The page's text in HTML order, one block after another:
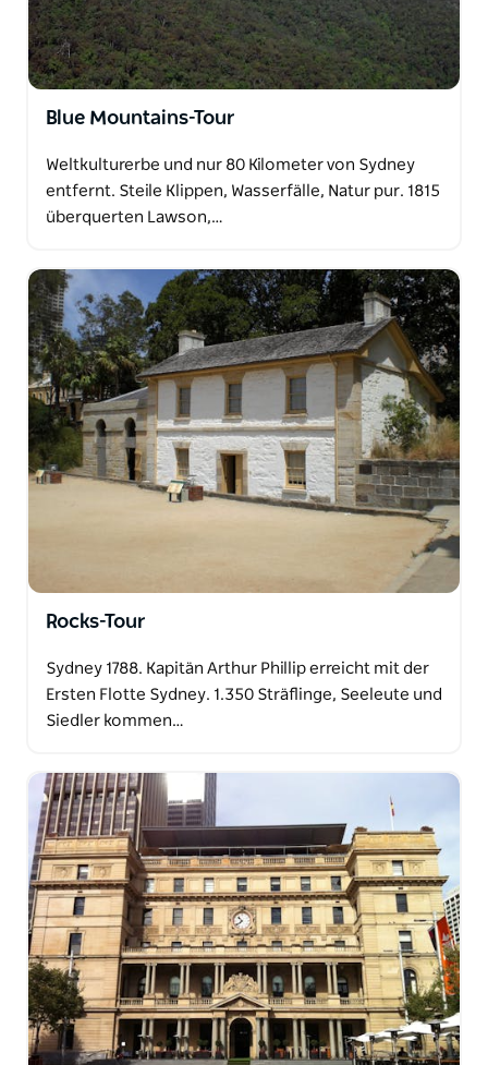
Blue Mountains-Tour
Weltkulturerbe und nur 80 Kilometer von Sydney
entfernt. Steile Klippen, Wasserfälle, Natur pur. 1815
überquerten Lawson,…
Rocks-Tour
Sydney 1788. Kapitän Arthur Phillip erreicht mit der
Ersten Flotte Sydney. 1.350 Sträflinge, Seeleute und
Siedler kommen…